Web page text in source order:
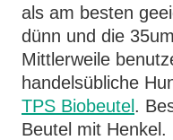
als am besten
dünn und die
Mittlerweile
handelsübliche
TPS Biobeutel .
Beutel mit